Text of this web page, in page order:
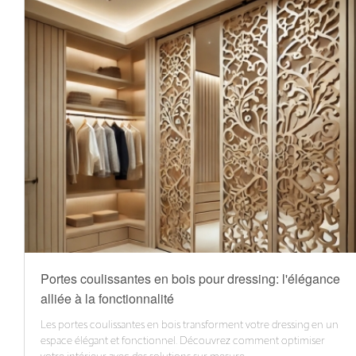
Portes coulissantes en bois pour dressing: l'élégance
alliée à la fonctionnalité
Les portes coulissantes en bois transforment votre dressing en un
espace élégant et fonctionnel. Découvrez comment optimiser